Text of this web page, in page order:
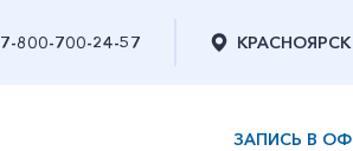
800-700-24-57 КРАСНОЯРСК
ЗАПИСЬ В